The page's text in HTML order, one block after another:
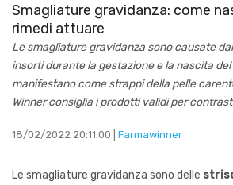
Smagliature gravidanza: come
rimedi attuare
Le smagliature gravidanza sono causate
insorti durante la gestazione e la nascita
manifestano come strappi della pelle
Winner consiglia i prodotti validi per
18/02/2022 20:11:00 | Farmawinner
Le smagliature gravidanza sono delle